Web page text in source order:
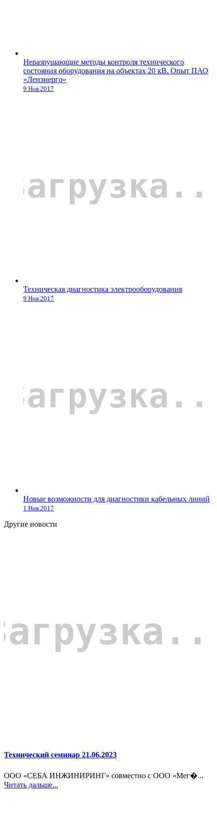
Неразрушающие методы контроля технического
состояния оборудования на объектах 20 кВ. Опыт ПАО
«Ленэнерго»
9 Ноя 2017
Техническая диагностика электрооборудования
9 Ноя 2017
Новые возможности для диагностики кабельных линий
1 Ноя 2017
Другие новости
Технический семинар 21.06.2023
ООО «СЕБА ИНЖИНИРИНГ» совместно с ООО «Мег�...
Читать дальше...